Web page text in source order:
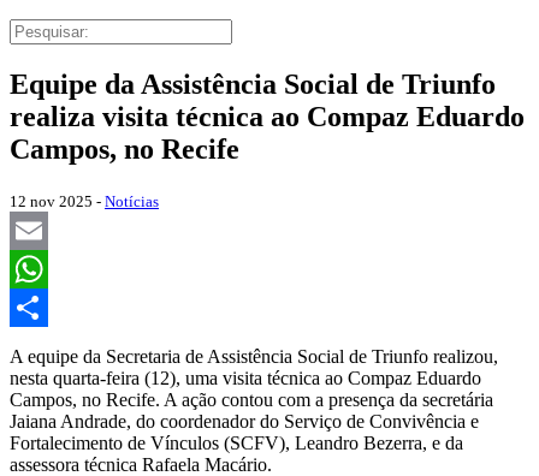
Equipe da Assistência Social de Triunfo
realiza visita técnica ao Compaz Eduardo
Campos, no Recife
12 nov 2025 - Notícias
Email
WhatsApp
Share
A equipe da Secretaria de Assistência Social de Triunfo realizou,
nesta quarta-feira (12), uma visita técnica ao Compaz Eduardo
Campos, no Recife. A ação contou com a presença da secretária
Jaiana Andrade, do coordenador do Serviço de Convivência e
Fortalecimento de Vínculos (SCFV), Leandro Bezerra, e da
assessora técnica Rafaela Macário.